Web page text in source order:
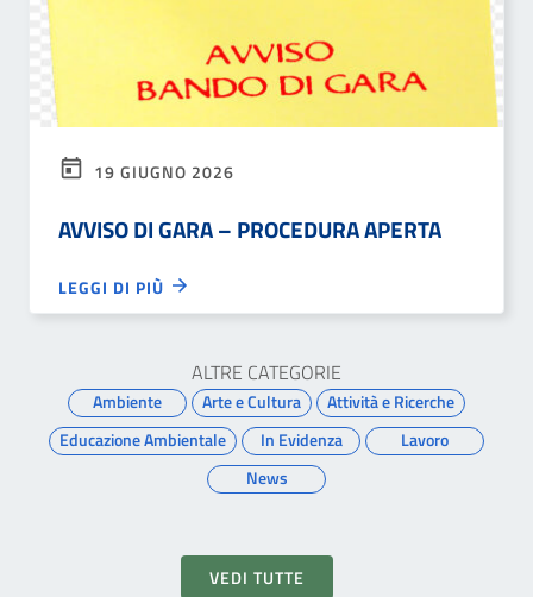
19 GIUGNO 2026
AVVISO DI GARA – PROCEDURA APERTA
LEGGI DI PIÙ
ALTRE CATEGORIE
Ambiente Arte e Cultura
Attività e Ricerche
Educazione Ambientale
In Evidenza
Lavoro
News
VEDI TUTTE